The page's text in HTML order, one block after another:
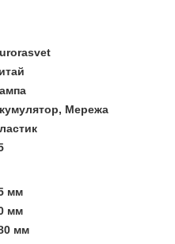
Мережа
мм
мм
мм